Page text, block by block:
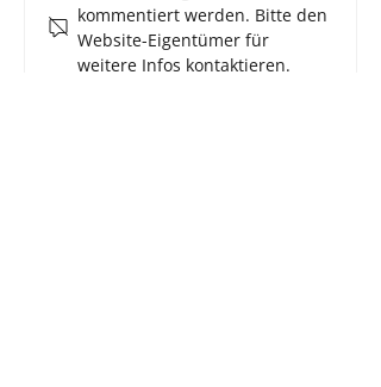
in (m/w/d) unbefristet
und in Vollzeit
kommentiert werden. Bitte den
Website-Eigentümer für
weitere Infos kontaktieren.